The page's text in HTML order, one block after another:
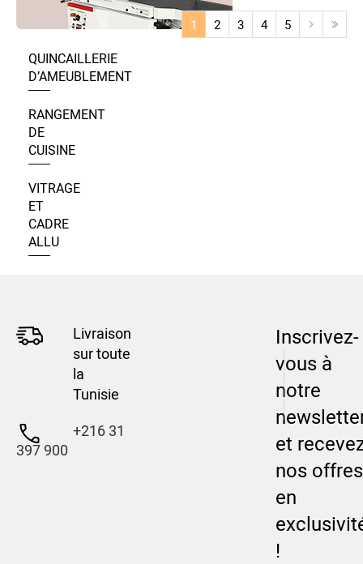
QUINCAILLERIE
D’AMEUBLEMENT
RANGEMENT
DE
CUISINE
VITRAGE
ET
CADRE
ALLU
1 2 3 4 5
Livraison
sur toute
la
Tunisie
+216 31
397 900
Inscrivez-
vous à
notre
et
nos offres
en
!